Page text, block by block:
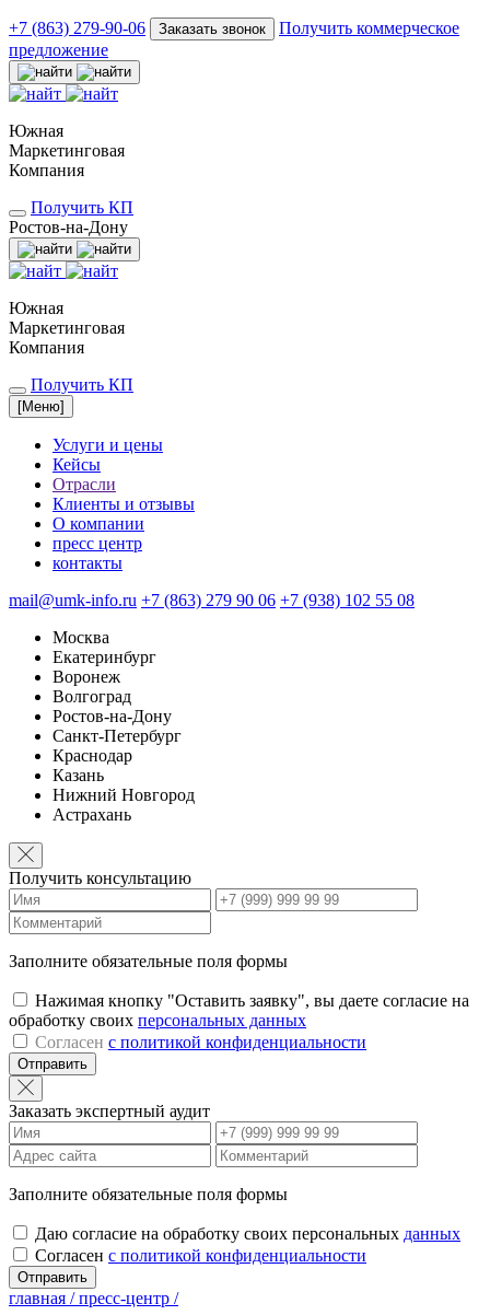
+7 (863) 279-90-06 Заказать звонок
Получить коммерческое
предложение
Южная
Маркетинговая
Компания
Получить КП
Ростов-на-Дону
Южная
Маркетинговая
Компания
Получить КП
[Меню]
Услуги и цены
Кейсы
Отрасли
Клиенты и отзывы
О компании
пресс центр
контакты
mail@umk-info.ru +7 (863) 279 90 06 +7 (938) 102 55 08
Москва
Екатеринбург
Воронеж
Волгоград
Ростов-на-Дону
Санкт-Петербург
Краснодар
Казань
Нижний Новгород
Астрахань
Получить консультацию
Заполните обязательные поля формы
Нажимая кнопку "Оставить заявку", вы даете согласие на
обработку своих персональных данных
Согласен с политикой конфиденциальности
Отправить
Заказать экспертный аудит
Заполните обязательные поля формы
Даю согласие на обработку своих персональных данных
Согласен с политикой конфиденциальности
Отправить
главная /пресс-центр /